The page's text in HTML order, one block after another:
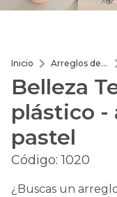
Inicio
Arreglos de
Belleza
plástico -
pastel
Código:1020
¿Buscas un